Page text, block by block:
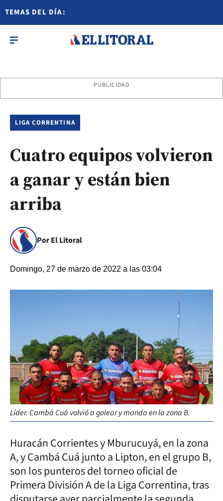
TEMAS DEL DÍA:
PUBLICIDAD
LIGA CORRENTINA
Cuatro equipos volvieron
a ganar y están bien
arriba
Por El Litoral
Domingo, 27 de marzo de 2022 a las 03:04
Líder. Cambá Cuá volvió a golear y manda en la zona B.
Huracán Corrientes y Mburucuyá, en la zona
A, y Cambá Cuá junto a Lipton, en el grupo B,
son los punteros del torneo oficial de
Primera División A de la Liga Correntina, tras